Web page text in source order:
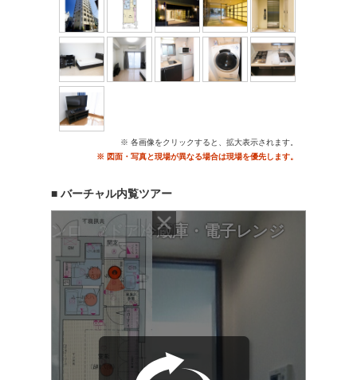
※ 各画像をクリックすると、拡大表示されます。
※ 図面・写真と現場が異なる場合は現場を優先します。
■ バーチャル内覧ツアー